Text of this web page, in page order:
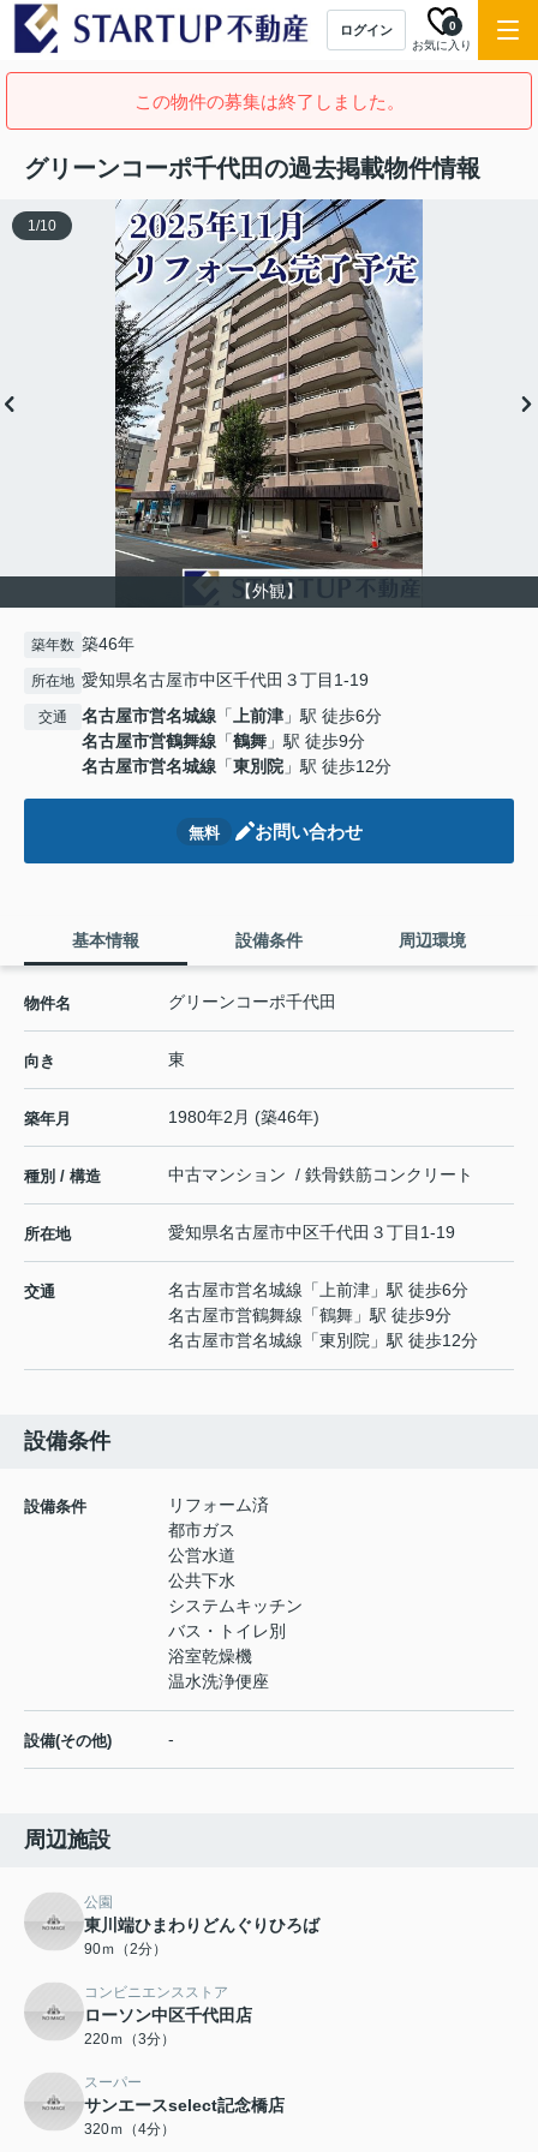
ログイン
お気に入り
0
この物件の募集は終了しました。
グリーンコーポ千代田の過去掲載物件情報
【外観】
1/10
築年数 築46年
所在地 愛知県名古屋市中区千代田３丁目1-19
交通 名古屋市営名城線 「上前津 」駅 徒歩6分
名古屋市営鶴舞線 「鶴舞 」駅 徒歩9分
名古屋市営名城線 「東別院 」駅 徒歩12分
無料 お問い合わせ
基本情報 設備条件 周辺環境
物件名 グリーンコーポ千代田
向き 東
築年月 1980年2月 (築46年)
種別 / 構造 中古マンション / 鉄骨鉄筋コンクリート
所在地 愛知県名古屋市中区千代田 ３丁目1-19
交通 名古屋市営名城線 「上前津 」駅 徒歩6分
名古屋市営鶴舞線 「鶴舞 」駅 徒歩9分
名古屋市営名城線 「東別院 」駅 徒歩12分
設備条件
設備条件
リフォーム済
都市ガス
公営水道
公共下水
システムキッチン
バス・トイレ別
浴室乾燥機
温水洗浄便座
設備(その他) -
周辺施設
公園
東川端ひまわりどんぐりひろば
90ｍ（2分）
コンビニエンスストア
ローソン中区千代田店
220ｍ（3分）
スーパー
サンエースselect記念橋店
320ｍ（4分）